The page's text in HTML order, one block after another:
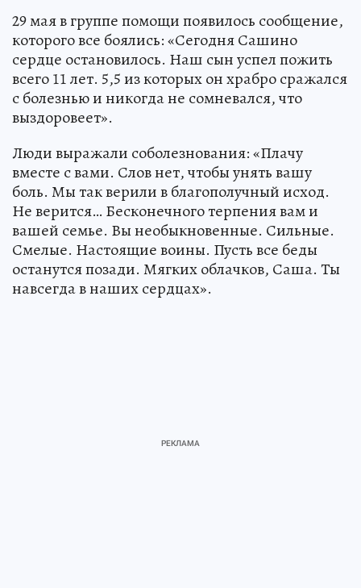
29 мая в группе помощи появилось сообщение,
которого все боялись: «Сегодня Сашино
сердце остановилось. Наш сын успел пожить
всего 11 лет. 5,5 из которых он храбро сражался
с болезнью и никогда не сомневался, что
выздоровеет».
Люди выражали соболезнования: «Плачу
вместе с вами. Слов нет, чтобы унять вашу
боль. Мы так верили в благополучный исход.
Не верится… Бесконечного терпения вам и
вашей семье. Вы необыкновенные. Сильные.
Смелые. Настоящие воины. Пусть все беды
останутся позади. Мягких облачков, Саша. Ты
навсегда в наших сердцах».